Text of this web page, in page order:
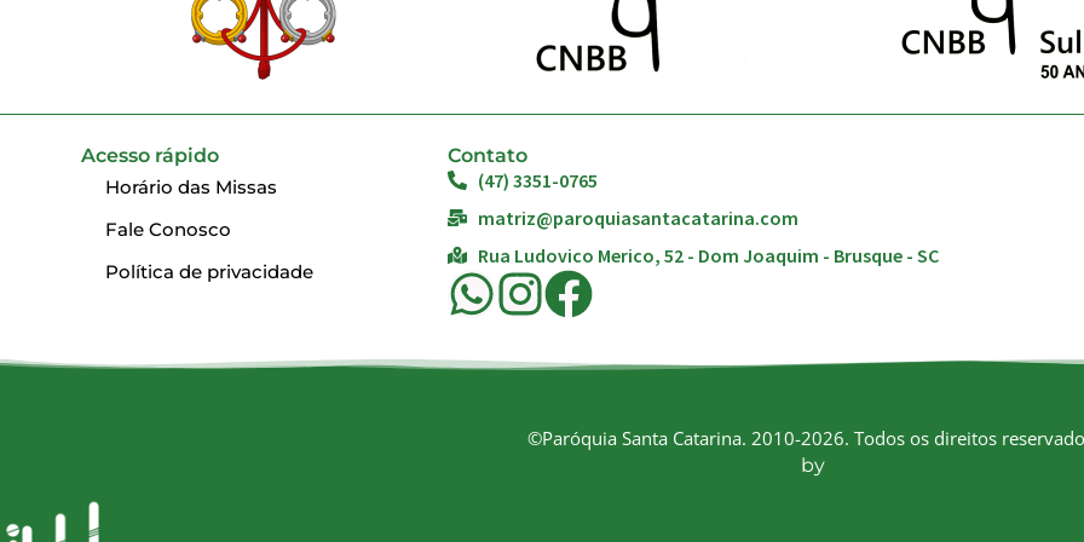
Acesso rápido
Horário das Missas
Fale Conosco
Política de privacidade
Contato
(47) 3351-0765
matriz@paroquiasantacatarina.com
Rua Ludovico Merico, 52 - Dom Joaquim - Brusque - SC
©Paróquia Santa Catarina. 2010-2026. Todos os direitos
by